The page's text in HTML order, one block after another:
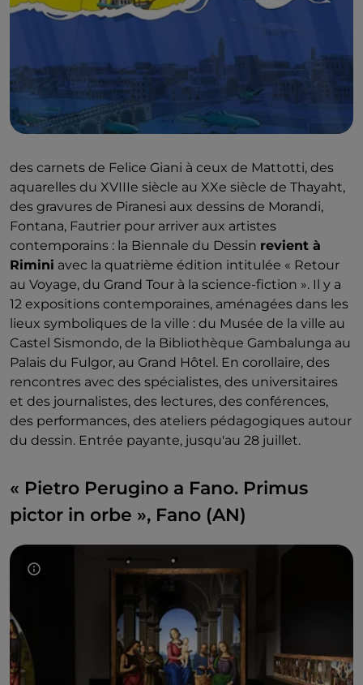
des carnets de Felice Giani à ceux de Mattotti, des
aquarelles du XVIIIe siècle au XXe siècle de Thayaht,
des gravures de Piranesi aux dessins de Morandi,
Fontana, Fautrier pour arriver aux artistes
contemporains : la Biennale du Dessin revient à
Rimini avec la quatrième édition intitulée « Retour
au Voyage, du Grand Tour à la science-fiction ». Il y a
12 expositions contemporaines, aménagées dans les
lieux symboliques de la ville : du Musée de la ville au
Castel Sismondo, de la Bibliothèque Gambalunga au
Palais du Fulgor, au Grand Hôtel. En corollaire, des
rencontres avec des spécialistes, des universitaires
et des journalistes, des lectures, des conférences,
des performances, des ateliers pédagogiques autour
du dessin. Entrée payante, jusqu'au 28 juillet.
« Pietro Perugino a Fano. Primus
pictor in orbe », Fano (AN)